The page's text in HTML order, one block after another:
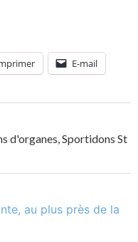
E-mail
d'organes,Sportidons St